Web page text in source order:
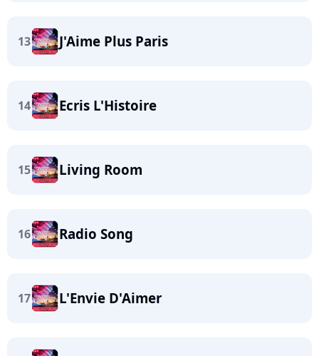
13 J'Aime Plus Paris
14 Ecris L'Histoire
15 Living Room
16 Radio Song
17 L'Envie D'Aimer